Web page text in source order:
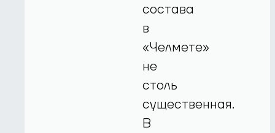
состава
в
«Челмете»
не
столь
существенная.
В